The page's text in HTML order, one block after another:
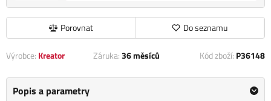
Porovnat Do seznamu
Výrobce: Kreator Záruka:36 měsíců Kód zboží: P36148
Popis a parametry